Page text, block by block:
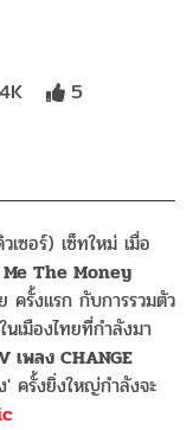
5
เซอร์) เซ็ทใหม่ เมื่อ
The Money
ครั้งแรก กับการรวมตัว
มืองไทยที่กำลังมา
เพลง CHANGE
' ครั้งยิ่งใหญ่กำลังจะ